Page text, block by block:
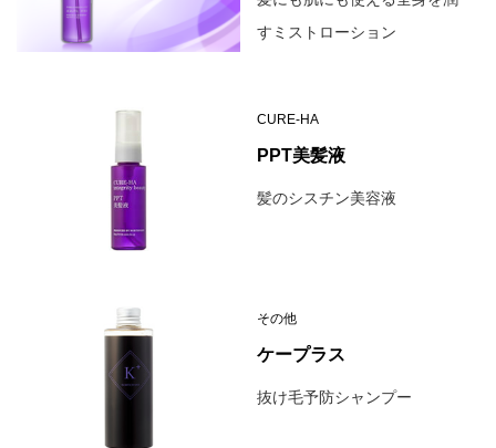
すミストローション
CURE-HA
PPT美髪液
髪のシスチン美容液
その他
ケープラス
抜け毛予防シャンプー